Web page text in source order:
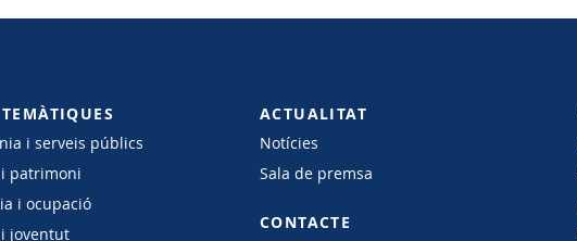
i serveis públics
patrimoni
i ocupació
joventut
ACTUALITAT
Notícies
Sala de premsa
CONTACTE